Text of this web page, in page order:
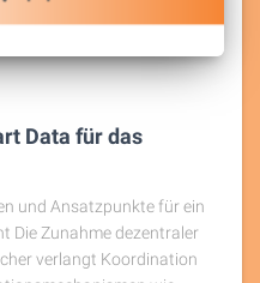
Data für das
und Ansatzpunkte für ein
Die Zunahme dezentraler
verlangt Koordination